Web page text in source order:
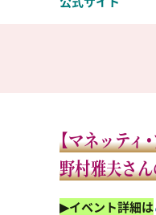
【マネッティ
野村雅夫さ
▶イベント詳細は